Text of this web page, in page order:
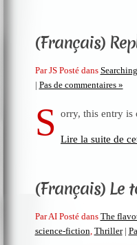
(Français)
Par JS Posté dans
| Pas de commentaires »
S orry, this entry is
Lire la suite de
(Français) Le
Par AI Posté dans The
science-fiction Thriller |